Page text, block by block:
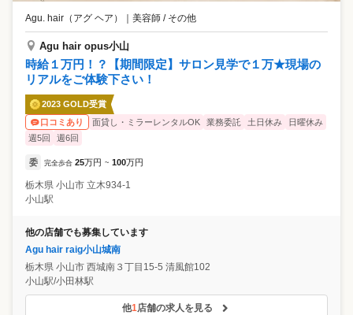
Agu. hair（アグ ヘア） 美容師 / その他
Agu hair opus小山
時給１万円！？【期間限定】サロン見学で１万★現場の
リアルをご体験下さい！
2023 GOLD受賞
口コミあり
面貸し・ミラーレンタルOK 業務委託 土日休み
日曜休み
週5回
週6回
委 完全歩合 25万円 ~ 100万円
栃木県 小山市 立木934-1
小山駅
他の店舗でも募集しています
Agu hair raig小山城南
栃木県 小山市 西城南３丁目15-5 清風館102
小山駅/小田林駅
他1店舗の求人を見る